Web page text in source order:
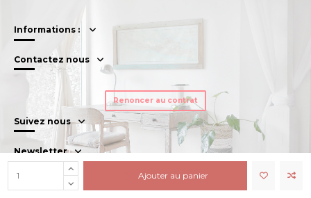
Ajouter au panier
Informations :
Contactez nous
Renoncer au contrat
Suivez nous
Newsletter